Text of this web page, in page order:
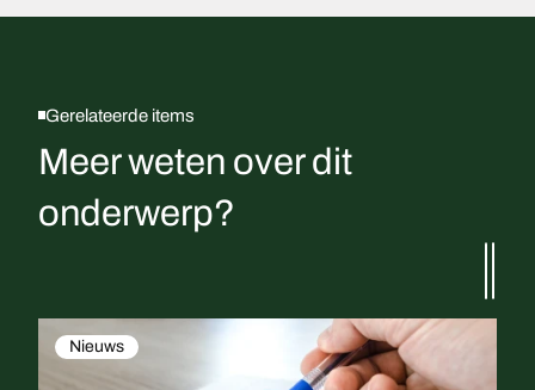
Gerelateerde items
Meer weten over dit
onderwerp?
Nieuws